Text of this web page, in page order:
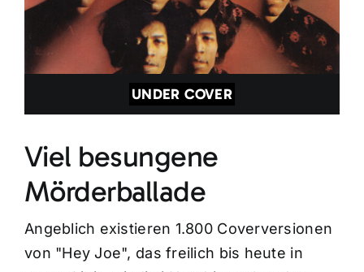
UNDER COVER
Viel besungene
Mörderballade
Angeblich existieren 1.800 Coverversionen
von "Hey Joe", das freilich bis heute in